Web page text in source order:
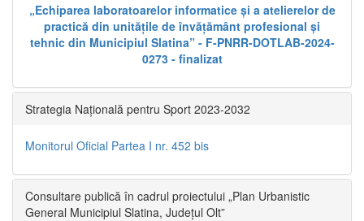
„Echiparea laboratoarelor informatice și a atelierelor de
practică din unitățile de învățământ profesional și
tehnic din Municipiul Slatina” - F-PNRR-DOTLAB-2024-
0273 - finalizat
Strategia Națională pentru Sport 2023-2032
Monitorul Oficial Partea I nr. 452 bis
Consultare publică în cadrul proiectului „Plan Urbanistic
General Municipiul Slatina, Județul Olt”